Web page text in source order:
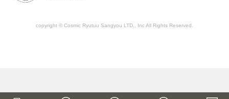
copyright © Cosmic Ryutuu Sangyou LTD., Inc All Rights Reserved.